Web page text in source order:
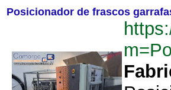
Posicionador de frascos